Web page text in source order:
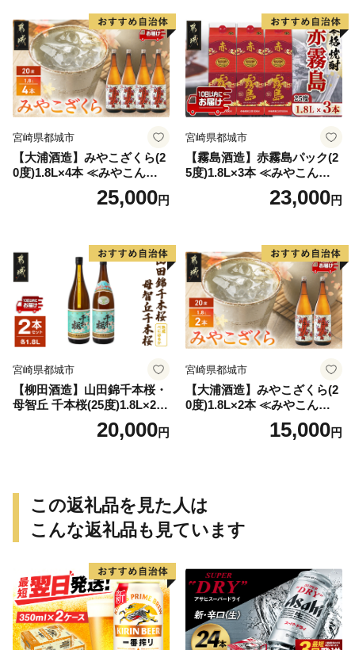
宮崎県都城市
【大浦酒造】みやこざくら(2
0度)1.8L×4本 ≪みやこんじょ
特急便≫_AD-077125,000円
宮崎県都城市
【霧島酒造】赤霧島パック(2
5度)1.8L×3本 ≪みやこんじょ
特急便≫_23-07-K03P-1800-3
23,000円
宮崎県都城市
【柳田酒造】山田錦千本桜・
母智丘 千本桜(25度)1.8L×2本
≪みやこんじょ特急便≫_AC
20,000円
宮崎県都城市
【大浦酒造】みやこざくら(2
0度)1.8L×2本 ≪みやこんじょ
特急便≫_MJ-077115,000円
この返礼品を見た人は
こんな返礼品も見ています